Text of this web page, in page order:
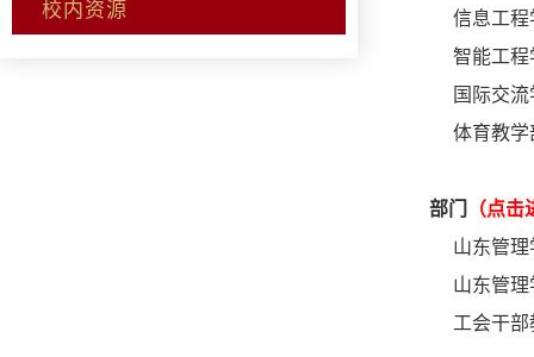
校内资源
信息工程
智能工程
国际交
体育教学
部门
（点击
山东管
山东管
工会干